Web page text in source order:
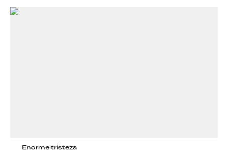
Enorme tristeza